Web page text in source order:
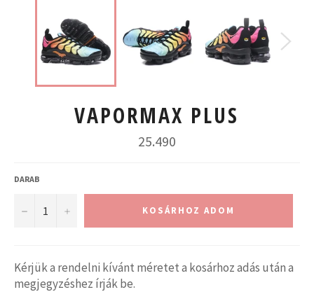
VAPORMAX PLUS
Normál
ár
25.490
DARAB
− + KOSÁRHOZ ADOM
Kérjük a rendelni kívánt méretet a kosárhoz adás után a
megjegyzéshez írják be.